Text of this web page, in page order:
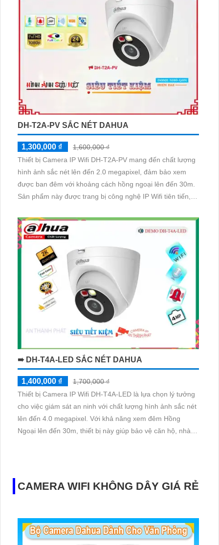
DH-T2A-PV SẮC NÉT DAHUA
1,300,000 ₫
1,600,000 ₫
Thiết bị Camera IP Wifi DH-T2A-PV mang đến chất lượng
hình ảnh sắc nét lên đến 2.0 megapixel, đảm bảo xem
được ban đêm với khoảng cách hồng ngoại lên đến 30m.
Sản phẩm này được trang bị công nghệ IP Wifi tiên tiến,
camera, bạn có thể quan sát chi tiết mọi góc độ
➠ DH-T4A-LED SẮC NÉT DAHUA
1,400,000 ₫
1,700,000 ₫
Thiết bị Camera IP Wifi DH-T4A-LED là lựa chọn lý tưởng
cho việc giám sát an ninh với chất lượng hình ảnh sắc nét
lên đến 4.0 megapixel. Với khả năng xem đêm Hồng
Ngoại lên đến 30m, thiết bị này giúp bảo vệ căn hộ, nhà
CAMERA WIFI KHÔNG DÂY GIÁ RẺ